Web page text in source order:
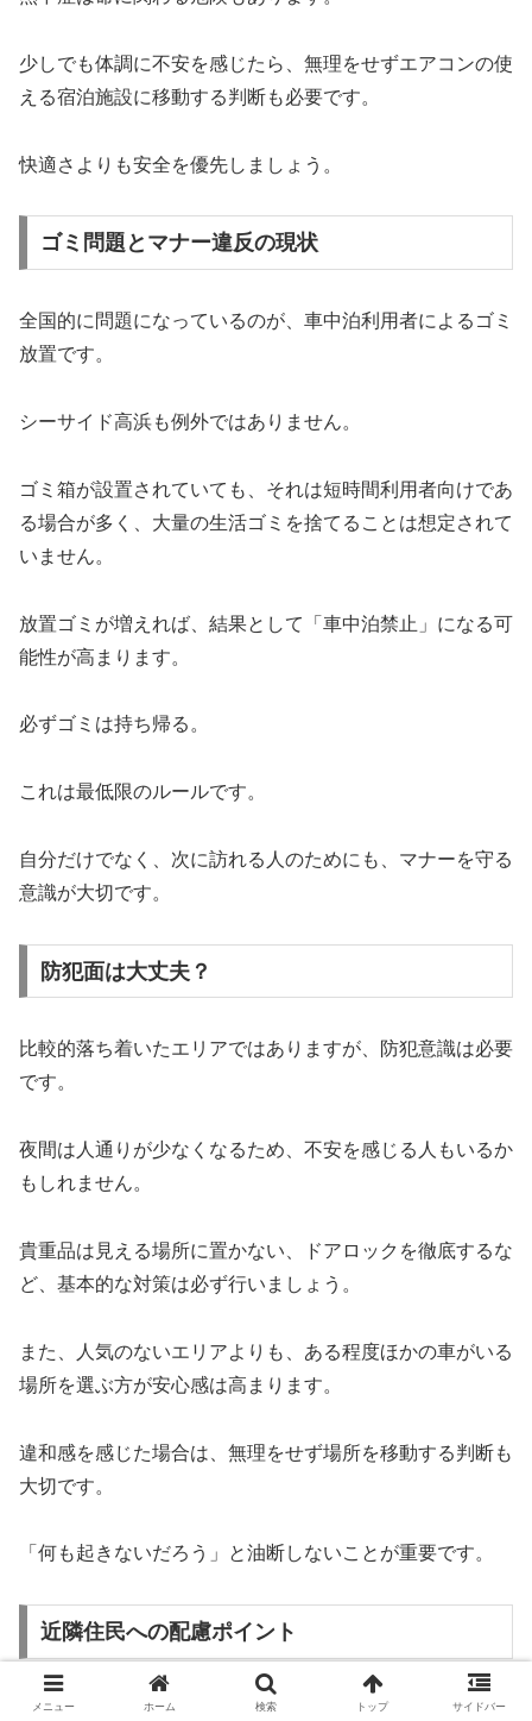
少しでも体調に不安を感じたら、無理をせずエアコンの使
える宿泊施設に移動する判断も必要です。
快適さよりも安全を優先しましょう。
ゴミ問題とマナー違反の現状
全国的に問題になっているのが、車中泊利用者によるゴミ
放置です。
シーサイド高浜も例外ではありません。
ゴミ箱が設置されていても、それは短時間利用者向けであ
る場合が多く、大量の生活ゴミを捨てることは想定されて
いません。
放置ゴミが増えれば、結果として「車中泊禁止」になる可
能性が高まります。
必ずゴミは持ち帰る。
これは最低限のルールです。
自分だけでなく、次に訪れる人のためにも、マナーを守る
意識が大切です。
防犯面は大丈夫？
比較的落ち着いたエリアではありますが、防犯意識は必要
です。
夜間は人通りが少なくなるため、不安を感じる人もいるか
もしれません。
貴重品は見える場所に置かない、ドアロックを徹底するな
ど、基本的な対策は必ず行いましょう。
また、人気のないエリアよりも、ある程度ほかの車がいる
場所を選ぶ方が安心感は高まります。
違和感を感じた場合は、無理をせず場所を移動する判断も
大切です。
「何も起きないだろう」と油断しないことが重要です。
近隣住民への配慮ポイント
観光地であっても、周辺には生活している人がいます。
メニュー ホーム 検索 トップ サイドバー